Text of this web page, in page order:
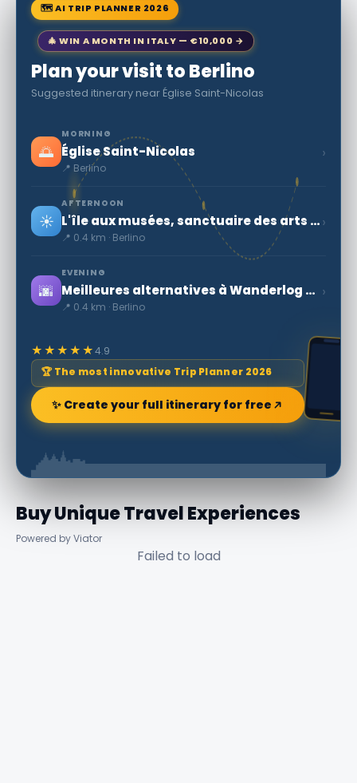
🗺 AI TRIP PLANNER 2026
🎄 WIN A MONTH IN ITALY — €10,000 →
Plan your visit to Berlino
Suggested itinerary near Église Saint-Nicolas
🌅
MORNING
Église Saint-Nicolas
📍 Berlino
›
☀️
AFTERNOON
L'île aux musées, sanctuaire des arts et des sciences à Berlin
📍 0.4 km · Berlino
›
🌆
EVENING
Meilleures alternatives à Wanderlog pour Berlin 2026
📍 0.4 km · Berlino
›
★★★★★4.9
🏆 The most innovative Trip Planner 2026
✨ Create your full itinerary for free
Buy Unique Travel Experiences
Powered by Viator
Failed to load